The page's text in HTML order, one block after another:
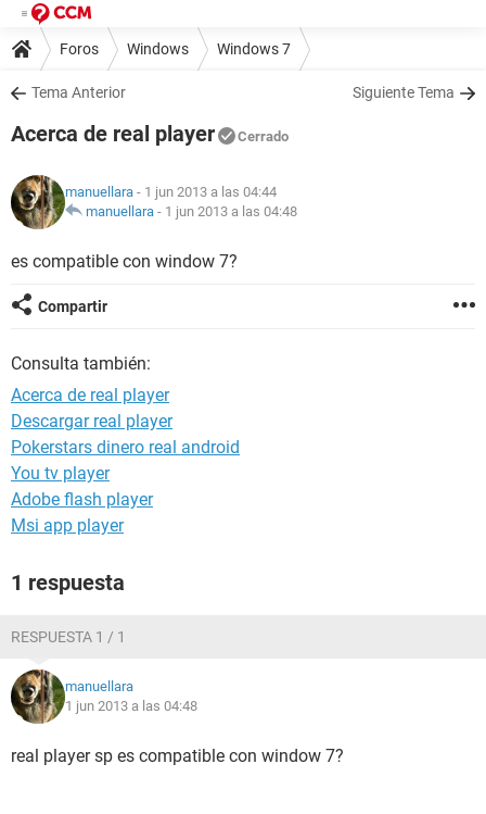
Foros Windows Windows 7
Tema Anterior Siguiente Tema
Acerca de real player Cerrado
manuellara - 1 jun 2013 a las 04:44
manuellara - 1 jun 2013 a las 04:48
es compatible con window 7?
Compartir
Consulta también:
Acerca de real player
Descargar real player
Pokerstars dinero real android
You tv player
Adobe flash player
Msi app player
1 respuesta
RESPUESTA 1 / 1
manuellara
1 jun 2013 a las 04:48
real player sp es compatible con window 7?